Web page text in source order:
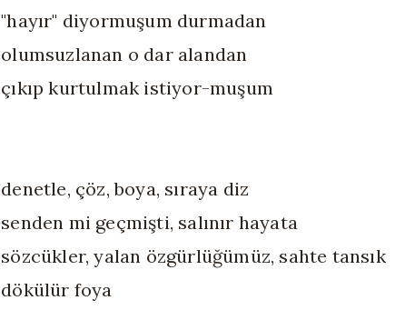
"hayır" diyormuşum durmadan
olumsuzlanan o dar alandan
çıkıp kurtulmak istiyor-muşum
denetle, çöz, boya, sıraya diz
senden mi geçmişti, salınır hayata
sözcükler, yalan özgürlüğümüz, sahte tansık
dökülür foya